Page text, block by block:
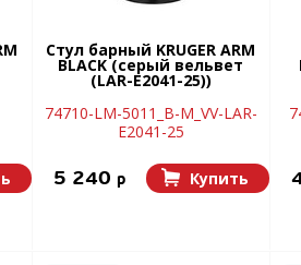
Стул барный KRUGER ARM
BLACK (серый вельвет
(LAR-E2041-25))
74710-LM-5011_B-M_VV-LAR-
E2041-25
5 240 p Купить